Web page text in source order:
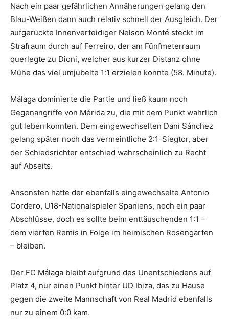
Nach ein paar gefährlichen Annäherungen gelang den
Blau-Weißen dann auch relativ schnell der Ausgleich. Der
aufgerückte Innenverteidiger Nelson Monté steckt im
Strafraum durch auf Ferreiro, der am Fünfmeterraum
querlegte zu Dioni, welcher aus kurzer Distanz ohne
Mühe das viel umjubelte 1:1 erzielen konnte (58. Minute).
Málaga dominierte die Partie und ließ kaum noch
Gegenangriffe von Mérida zu, die mit dem Punkt wahrlich
gut leben konnten. Dem eingewechselten Dani Sánchez
gelang später noch das vermeintliche 2:1-Siegtor, aber
der Schiedsrichter entschied wahrscheinlich zu Recht
auf Abseits.
Ansonsten hatte der ebenfalls eingewechselte Antonio
Cordero, U18-Nationalspieler Spaniens, noch ein paar
Abschlüsse, doch es sollte beim enttäuschenden 1:1 –
dem vierten Remis in Folge im heimischen Rosengarten
– bleiben.
Der FC Málaga bleibt aufgrund des Unentschiedens auf
Platz 4, nur einen Punkt hinter UD Ibiza, das zu Hause
gegen die zweite Mannschaft von Real Madrid ebenfalls
nur zu einem 0:0 kam.